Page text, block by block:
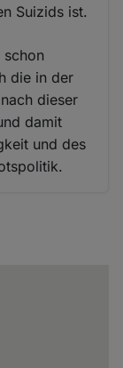
Suizids ist.
schon
die in der
dieser
damit
und des